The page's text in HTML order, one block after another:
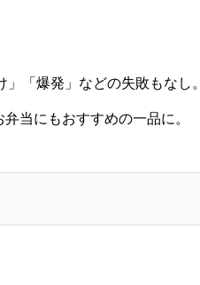
「爆発」などの失敗もなし。
当にもおすすめの一品に。